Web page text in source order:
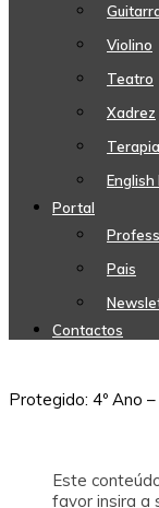
Violino
Teatro
Xadrez
English
Portal
Pais
Contactos
Protegido: 4º Ano
Este
favor insira a